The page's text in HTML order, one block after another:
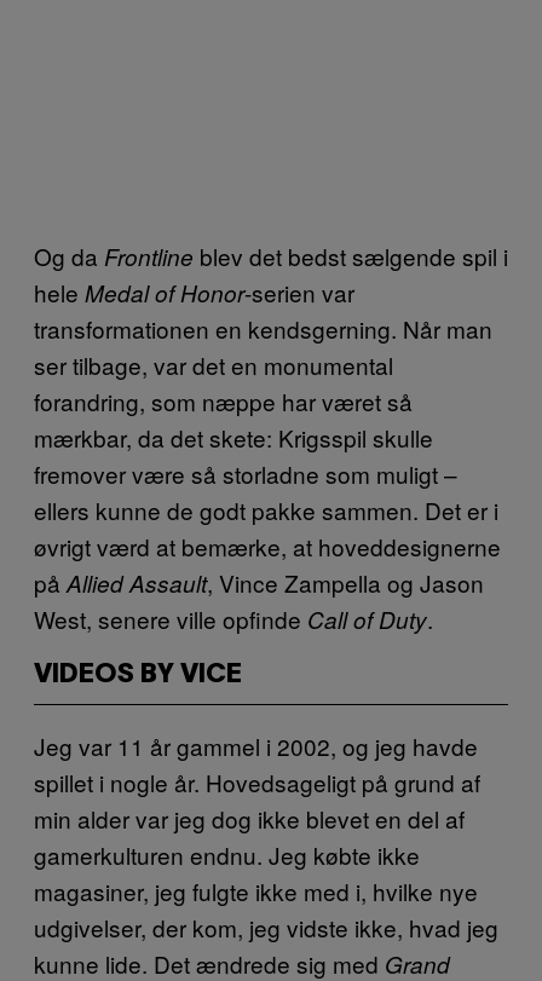
Og da Frontline blev det bedst sælgende spil i
hele Medal of Honor-serien var
transformationen en kendsgerning. Når man
ser tilbage, var det en monumental
forandring, som næppe har været så
mærkbar, da det skete: Krigsspil skulle
fremover være så storladne som muligt –
ellers kunne de godt pakke sammen. Det er i
øvrigt værd at bemærke, at hoveddesignerne
på Allied Assault, Vince Zampella og Jason
West, senere ville opfinde Call of Duty.
VIDEOS BY VICE
Jeg var 11 år gammel i 2002, og jeg havde
spillet i nogle år. Hovedsageligt på grund af
min alder var jeg dog ikke blevet en del af
gamerkulturen endnu. Jeg købte ikke
magasiner, jeg fulgte ikke med i, hvilke nye
udgivelser, der kom, jeg vidste ikke, hvad jeg
kunne lide. Det ændrede sig med Grand